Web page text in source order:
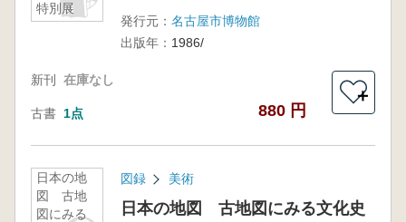
特別展
発行元： 名古屋市博物館
出版年： 1986/
新刊 在庫なし
古書 1点 880 円
＋
日本の地
図 古地
図にみる
図録 美術
日本の地図 古地図にみる文化史